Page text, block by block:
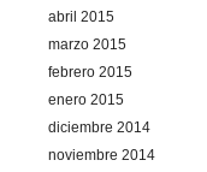
abril 2015
marzo 2015
febrero 2015
enero 2015
diciembre 2014
noviembre 2014